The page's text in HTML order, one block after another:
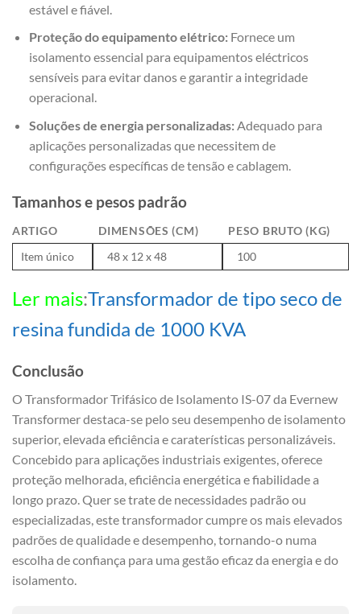
estável e fiável.
Proteção do equipamento elétrico:Fornece um
isolamento essencial para equipamentos eléctricos
sensíveis para evitar danos e garantir a integridade
operacional.
Soluções de energia personalizadas:Adequado para
aplicações personalizadas que necessitem de
configurações específicas de tensão e cablagem.
Tamanhos e pesos padrão
ARTIGO DIMENSÕES (CM)
PESO BRUTO (KG)
Item único
48 x 12 x 48 100
Ler mais:Transformador de tipo seco de
resina fundida de 1000 KVA
Conclusão
O Transformador Trifásico de Isolamento IS-07 da Evernew
Transformer destaca-se pelo seu desempenho de isolamento
superior, elevada eficiência e caraterísticas personalizáveis.
Concebido para aplicações industriais exigentes, oferece
proteção melhorada, eficiência energética e fiabilidade a
longo prazo. Quer se trate de necessidades padrão ou
especializadas, este transformador cumpre os mais elevados
padrões de qualidade e desempenho, tornando-o numa
escolha de confiança para uma gestão eficaz da energia e do
isolamento.